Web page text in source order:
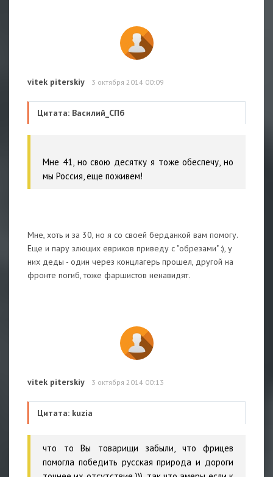
vitek piterskiy 3 октября 2014 00:09
Цитата: Василий_СПб
Мне 41, но свою десятку я тоже обеспечу, но
мы Россия, еще поживем!
Мне, хоть и за 30, но я со своей берданкой вам помогу.
Еще и пару злющих евриков приведу с "обрезами" :), у
них деды - один через концлагерь прошел, другой на
фронте погиб, тоже фаршистов ненавидят.
vitek piterskiy 3 октября 2014 00:13
Цитата: kuzia
что то Вы товарищи забыли, что фрицев
помогла победить русская природа и дороги